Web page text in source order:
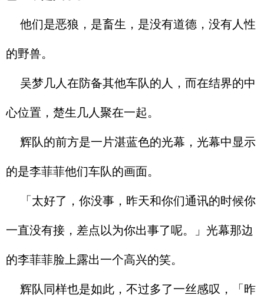
他们是恶狼，是畜生，是没有道德，没有人性
的野兽。
吴梦几人在防备其他车队的人，而在结界的中
心位置，楚生几人聚在一起。
辉队的前方是一片湛蓝色的光幕，光幕中显示
的是李菲菲他们车队的画面。
「太好了，你没事，昨天和你们通讯的时候你
一直没有接，差点以为你出事了呢。」光幕那边
的李菲菲脸上露出一个高兴的笑。
辉队同样也是如此，不过多了一丝感叹，「昨